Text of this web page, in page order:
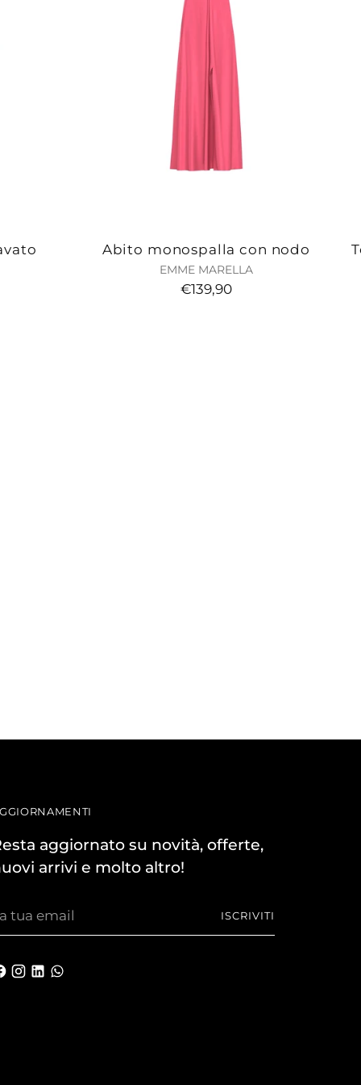
Abito monospalla con nodo
EMME MARELLA
€139,90
aggiornato su novità, offerte,
arrivi e molto altro!
ISCRIVITI